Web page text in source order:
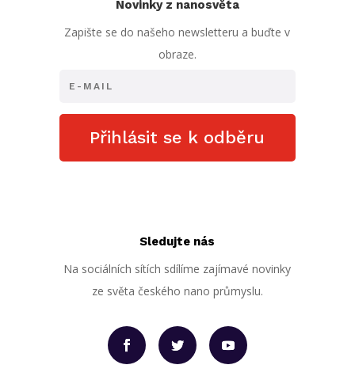
Novinky z nanosvěta
Zapište se do našeho newsletteru a buďte v
obraze.
Přihlásit se k odběru
Sledujte nás
Na sociálních sítích sdílíme zajímavé novinky
ze světa českého nano průmyslu.